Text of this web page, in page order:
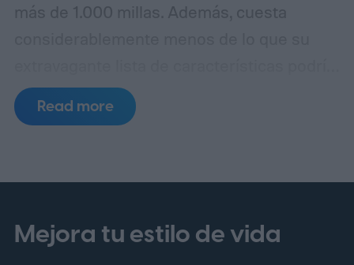
más de 1.000 millas. Además, cuesta
sugerir. La empresa ha lanzado
oficialmente el SkyNomad N90 Max en
abiertas las reservas, y se espera que los
primeros vehículos lleguen a los clientes
Read more
Mejora tu estilo de vida